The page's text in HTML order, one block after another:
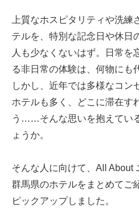
上質なホスピタリティや洗
テルを、特別な記念日や休日
人も少なくないはず。日常を
る非日常の体験は、何物にも
しかし、近年では多様なコン
ホテルも多く、どこに滞在す
う……そんな思いを抱えてい
ょうか。
そんな人に向けて、All About
群馬県のホテルをまとめてご
ピックアップしました。